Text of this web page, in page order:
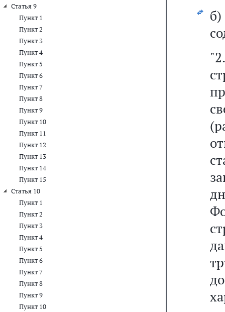
Статья 9
Пункт 1
Пункт 2
Пункт 3
Пункт 4
Пункт 5
Пункт 6
Пункт 7
Пункт 8
Пункт 9
Пункт 10
Пункт 11
Пункт 12
Пункт 13
Пункт 14
Пункт 15
Статья 10
Пункт 1
Пункт 2
Пункт 3
Пункт 4
Пункт 5
Пункт 6
Пункт 7
Пункт 8
Пункт 9
Пункт 10